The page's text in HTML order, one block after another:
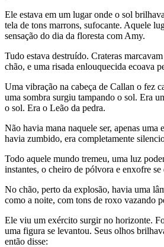
Ele estava em um lugar onde o sol
tela de tons marrons, sufocante. Aquele
sensação do dia da floresta com Amy.
Tudo estava destruído. Crateras
chão, e uma risada enlouquecida ecoava
Uma vibração na cabeça de Callan o fez
uma sombra surgiu tampando o sol. Era
o sol. Era o Leão da pedra.
Não havia mana naquele ser, apenas uma
havia zumbido, era completamente
Todo aquele mundo tremeu, uma luz
instantes, o cheiro de pólvora e enxofre se
No chão, perto da explosão, havia uma
como a noite, com tons de roxo vazando
Ele viu um exército surgir no horizonte.
uma figura se levantou. Seus olhos
então disse: